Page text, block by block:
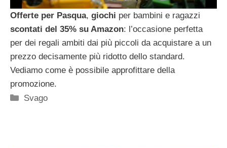
Offerte per Pasqua, giochi per bambini e ragazzi
scontati del 35% su Amazon: l’occasione perfetta
per dei regali ambiti dai più piccoli da acquistare a un
prezzo decisamente più ridotto dello standard.
Vediamo come è possibile approfittare della
promozione.
Categorie
Svago